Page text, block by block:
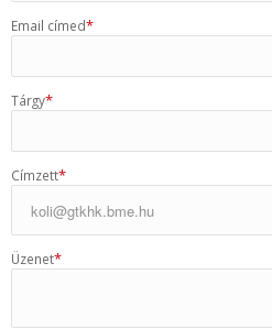
Email címed*
Tárgy*
Címzett*
Üzenet*